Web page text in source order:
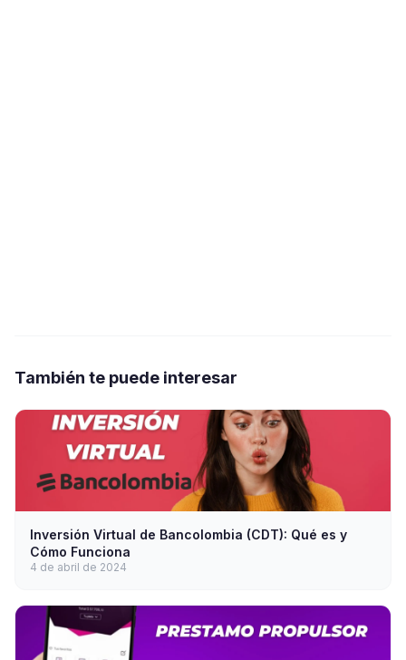
También te puede interesar
Inversión Virtual de Bancolombia (CDT): Qué es y
Cómo Funciona
4 de abril de 2024